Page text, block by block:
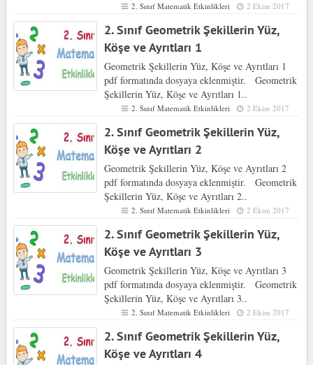
2. Sınıf Matematik Etkinlikleri 2 Ekim 2017
2. Sınıf Geometrik Şekillerin Yüz,
Köşe ve Ayrıtları 1
Geometrik Şekillerin Yüz, Köşe ve Ayrıtları 1
pdf formatında dosyaya eklenmiştir. Geometrik
Şekillerin Yüz, Köşe ve Ayrıtları 1..
2. Sınıf Matematik Etkinlikleri 2 Ekim 2017
2. Sınıf Geometrik Şekillerin Yüz,
Köşe ve Ayrıtları 2
Geometrik Şekillerin Yüz, Köşe ve Ayrıtları 2
pdf formatında dosyaya eklenmiştir. Geometrik
Şekillerin Yüz, Köşe ve Ayrıtları 2..
2. Sınıf Matematik Etkinlikleri 2 Ekim 2017
2. Sınıf Geometrik Şekillerin Yüz,
Köşe ve Ayrıtları 3
Geometrik Şekillerin Yüz, Köşe ve Ayrıtları 3
pdf formatında dosyaya eklenmiştir. Geometrik
Şekillerin Yüz, Köşe ve Ayrıtları 3..
2. Sınıf Matematik Etkinlikleri 2 Ekim 2017
2. Sınıf Geometrik Şekillerin Yüz,
Köşe ve Ayrıtları 4